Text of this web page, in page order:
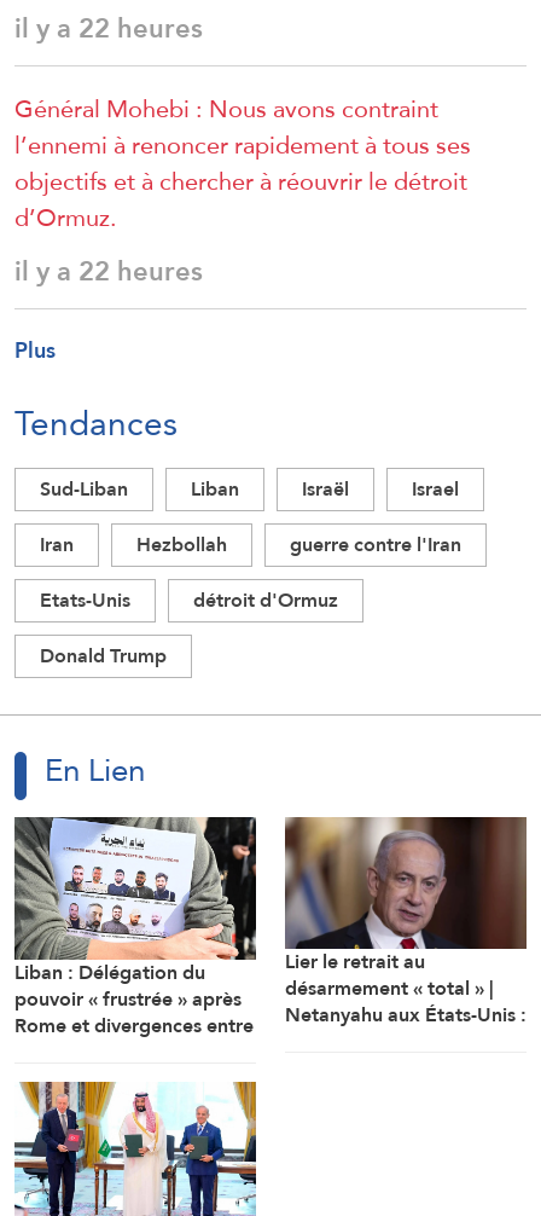
il y a 22 heures
Général Mohebi : Nous avons contraint
l’ennemi à renoncer rapidement à tous ses
objectifs et à chercher à réouvrir le détroit
d’Ormuz.
il y a 22 heures
Plus
Tendances
Sud-Liban Liban Israël
Israel
Iran
Hezbollah
guerre contre l'Iran
Etats-Unis
détroit d'Ormuz
Donald Trump
En Lien
Liban : Délégation du
pouvoir « frustrée » après
Rome et divergences entre
militaire
Lier le retrait au
désarmement « total » |
Netanyahu aux États-Unis :